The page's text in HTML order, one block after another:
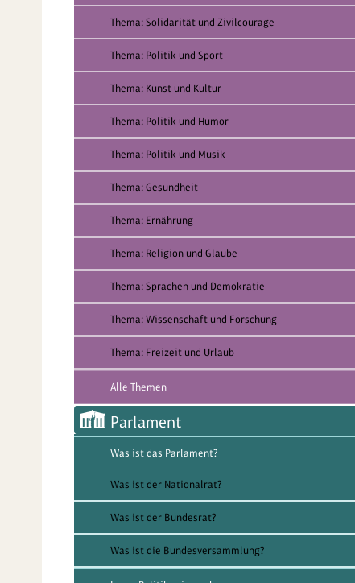
Thema: Solidarität und Zivilcourage
Thema: Politik und Sport
Thema: Kunst und Kultur
Thema: Politik und Humor
Thema: Politik und Musik
Thema: Gesundheit
Thema: Ernährung
Thema: Religion und Glaube
Thema: Sprachen und Demokratie
Thema: Wissenschaft und Forschung
Thema: Freizeit und Urlaub
Alle Themen
Parlament
Was ist das Parlament?
Was ist der Nationalrat?
Was ist der Bundesrat?
Was ist die Bundesversammlung?